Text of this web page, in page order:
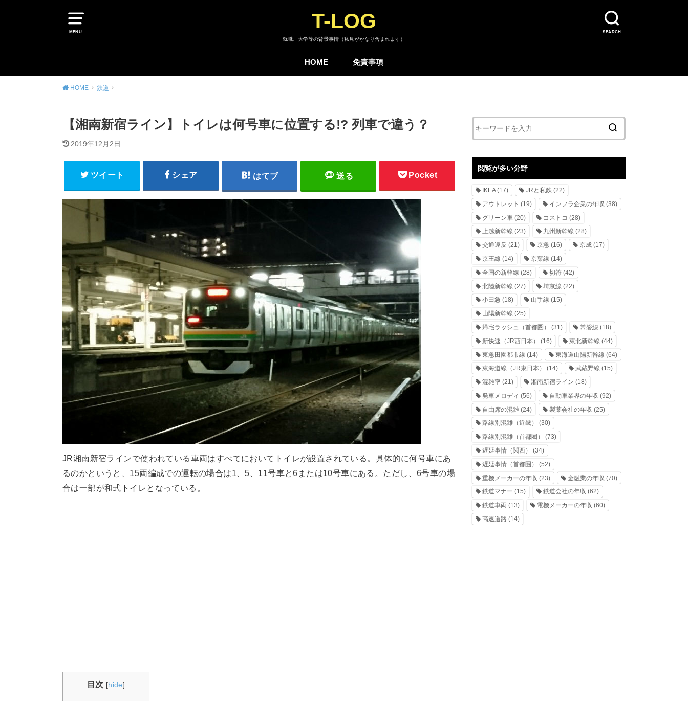
MENU SEARCH
T-LOG
就職、大学等の背景事情（私見がかなり含まれます）
HOME 免責事項
HOME 鉄道
【湘南新宿ライン】トイレは何号車に位置する!? 列車で違う？
2019年12月2日
ツイート シェア はてブ 送る Pocket
JR湘南新宿ラインで使われている車両はすべてにおいてトイレが設置されている。具体的に何号車にあ
るのかというと、15両編成での運転の場合は1、5、11号車と6または10号車にある。ただし、6号車の場
合は一部が和式トイレとなっている。
目次 [hide]
閲覧が多い分野
IKEA(17) JRと私鉄 (22)
アウトレット (19) インフラ企業の年収 (38)
グリーン車 (20) コストコ (28)
上越新幹線 (23) 九州新幹線 (28)
交通違反 (21) 京急 (16) 京成(17)
京王線 (14) 京葉線 (14)
全国の新幹線 (28) 切符(42)
北陸新幹線 (27) 埼京線 (22)
小田急 (18) 山手線 (15)
山陽新幹線 (25)
帰宅ラッシュ（首都圏）
(31) 常磐線 (18)
新快速（JR西日本）
(16) 東北新幹線 (44)
東急田園都市線 (14) 東海道山陽新幹線 (64)
東海道線（JR東日本）
(14) 武蔵野線 (15)
混雑率 (21) 湘南新宿ライン (18)
発車メロディ (56) 自動車業界の年収 (92)
自由席の混雑 (24) 製薬会社の年収 (25)
路線別混雑（近畿）
(30)
路線別混雑（首都圏）
(73)
遅延事情（関西）
(34)
遅延事情（首都圏）
(52)
重機メーカーの年収 (23) 金融業の年収 (70)
鉄道マナー (15) 鉄道会社の年収 (62)
鉄道車両 (13) 電機メーカーの年収 (60)
高速道路 (14)